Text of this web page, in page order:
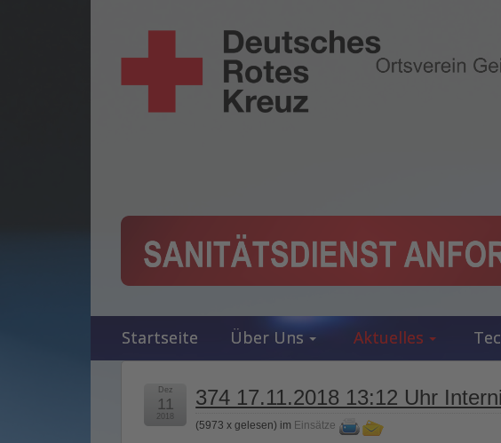
Startseite Über Uns Aktuelles
374 17.11.2018 13:12 Uhr
(5973 x gelesen) im Einsätze
Dez
11
2018